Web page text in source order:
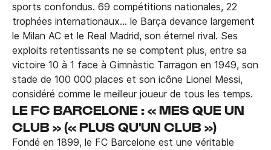
sports confondus. 69 compétitions nationales, 22
trophées internationaux… le Barça devance largement
le Milan AC et le Real Madrid, son éternel rival. Ses
exploits retentissants ne se comptent plus, entre sa
victoire 10 à 1 face à Gimnàstic Tarragon en 1949, son
stade de 100 000 places et son icône Lionel Messi,
considéré comme le meilleur joueur de tous les temps.
LE FC BARCELONE : « MES QUE UN
CLUB » (« PLUS QU'UN CLUB »)
Fondé en 1899, le FC Barcelone est une véritable